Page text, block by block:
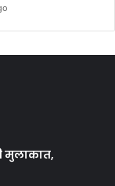
मुलाकात,